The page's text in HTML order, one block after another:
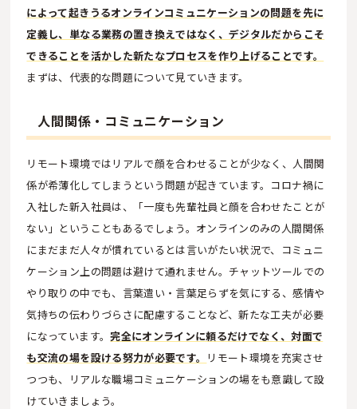
によって起きうるオンラインコミュニケーションの問題を先に
定義し、単なる業務の置き換えではなく、デジタルだからこそ
できることを活かした新たなプロセスを作り上げることです。
まずは、代表的な問題について見ていきます。
人間関係・コミュニケーション
リモート環境ではリアルで顔を合わせることが少なく、人間関
係が希薄化してしまうという問題が起きています。コロナ禍に
入社した新入社員は、「一度も先輩社員と顔を合わせたことが
ない」ということもあるでしょう。オンラインのみの人間関係
にまだまだ人々が慣れているとは言いがたい状況で、コミュニ
ケーション上の問題は避けて通れません。チャットツールでの
やり取りの中でも、言葉遣い・言葉足らずを気にする、感情や
気持ちの伝わりづらさに配慮することなど、新たな工夫が必要
になっています。完全にオンラインに頼るだけでなく、対面で
も交流の場を設ける努力が必要です。
リモート環境を充実させ
つつも、リアルな職場コミュニケーションの場をも意識して設
けていきましょう。